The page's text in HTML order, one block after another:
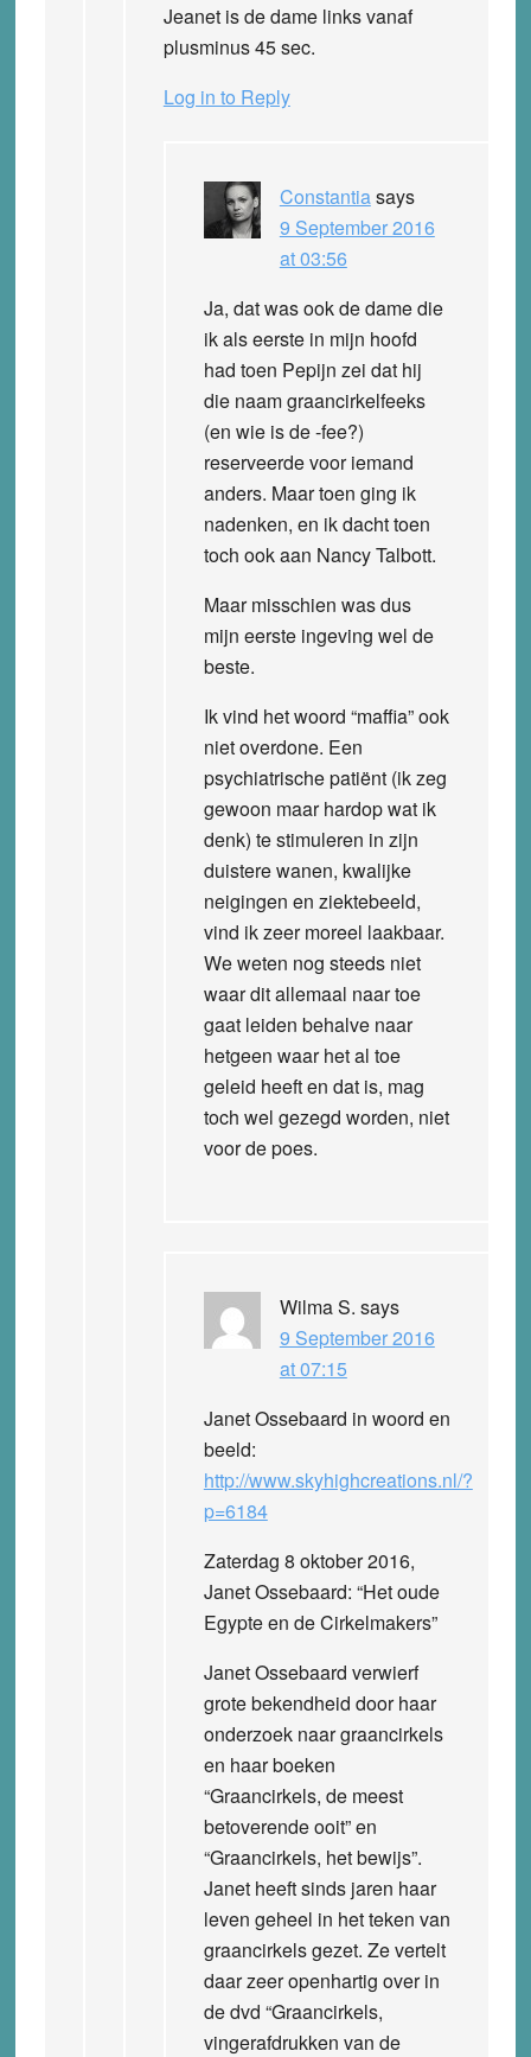
Jeanet is de dame links vanaf
plusminus 45 sec.
Log in to Reply
Constantiasays
9 September 2016
at 03:56
Ja, dat was ook de dame die
ik als eerste in mijn hoofd
had toen Pepijn zei dat hij
die naam graancirkelfeeks
(en wie is de -fee?)
reserveerde voor iemand
anders. Maar toen ging ik
nadenken, en ik dacht toen
toch ook aan Nancy Talbott.
Maar misschien was dus
mijn eerste ingeving wel de
beste.
Ik vind het woord “maffia” ook
niet overdone. Een
psychiatrische patiënt (ik zeg
gewoon maar hardop wat ik
denk) te stimuleren in zijn
duistere wanen, kwalijke
neigingen en ziektebeeld,
vind ik zeer moreel laakbaar.
We weten nog steeds niet
waar dit allemaal naar toe
gaat leiden behalve naar
hetgeen waar het al toe
geleid heeft en dat is, mag
toch wel gezegd worden, niet
voor de poes.
Wilma S. says
9 September 2016
at 07:15
Janet Ossebaard in woord en
beeld:
http://www.skyhighcreations.nl/?
p=6184
Zaterdag 8 oktober 2016,
Janet Ossebaard: “Het oude
Egypte en de Cirkelmakers”
Janet Ossebaard verwierf
grote bekendheid door haar
onderzoek naar graancirkels
en haar boeken
“Graancirkels, de meest
betoverende ooit” en
“Graancirkels, het bewijs”.
Janet heeft sinds jaren haar
leven geheel in het teken van
graancirkels gezet. Ze vertelt
daar zeer openhartig over in
de dvd “Graancirkels,
vingerafdrukken van de